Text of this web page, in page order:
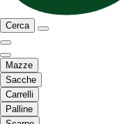
Cerca
Mazze
Sacche
Carrelli
Palline